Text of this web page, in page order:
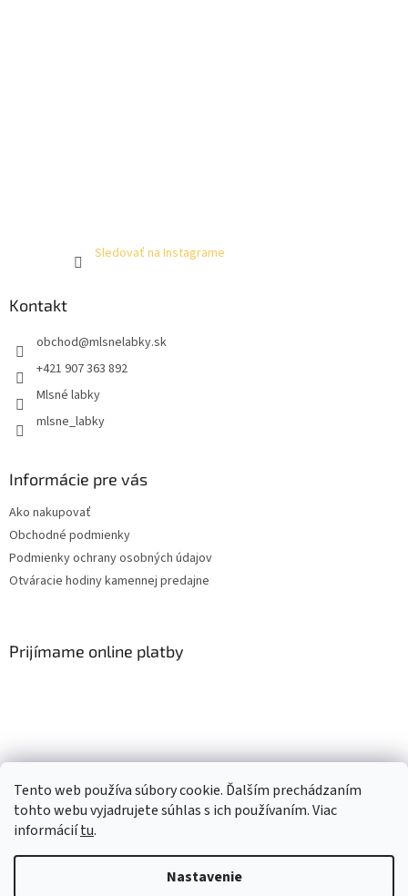
Tento web používa súbory cookie. Ďalším prechádzaním
tohto webu vyjadrujete súhlas s ich používaním. Viac
informáciítu.
Nastavenie
Sledovať na Instagrame
Kontakt
obchod@mlsnelabky.sk
+421 907 363 892
Mlsné labky
mlsne_labky
Informácie pre vás
Ako nakupovať
Obchodné podmienky
Podmienky ochrany osobných údajov
Otváracie hodiny kamennej predajne
Prijímame online platby
Facebook